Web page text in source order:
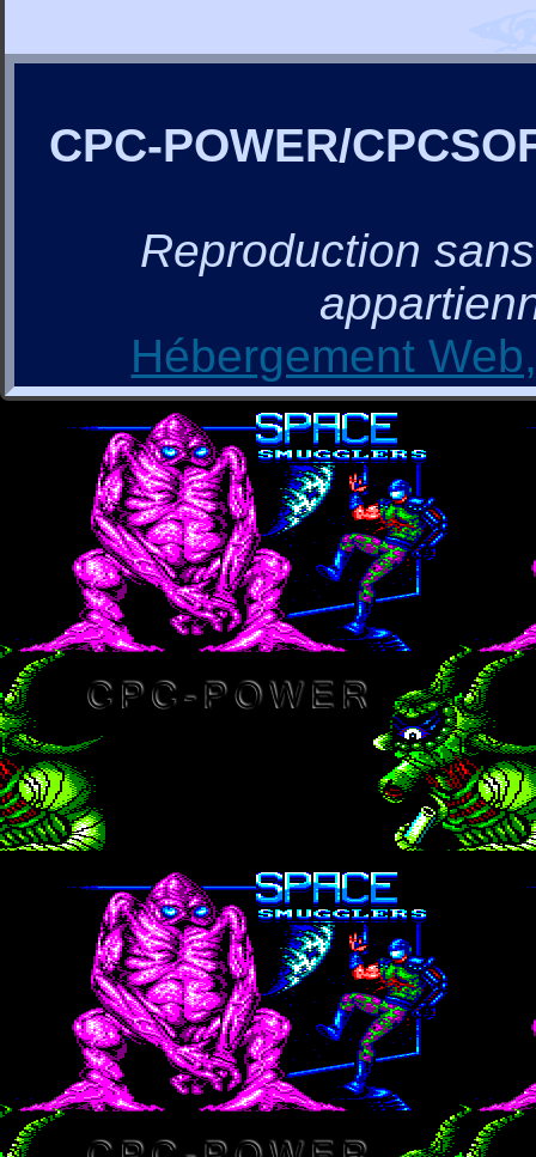
CPC-POWER/
Reproduction
Hébergement